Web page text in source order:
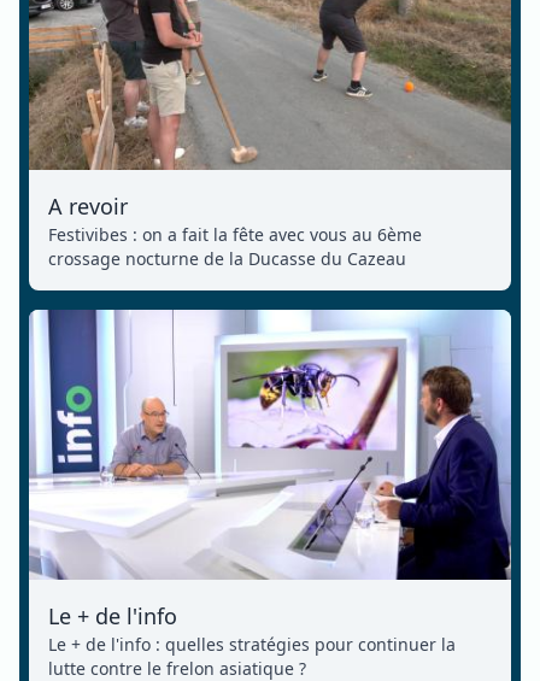
A revoir
Festivibes : on a fait la fête avec vous au 6ème
crossage nocturne de la Ducasse du Cazeau
Le + de l'info
Le + de l'info : quelles stratégies pour continuer la
lutte contre le frelon asiatique ?